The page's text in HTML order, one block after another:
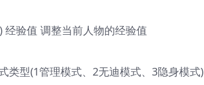
经验值 调整当前人物的经验值
类型(1管理模式、2无迪模式、3隐身模